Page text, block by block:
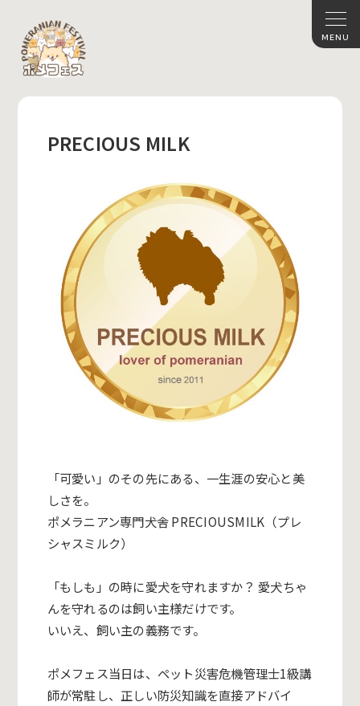
PRECIOUS MILK
「可愛い」のその先にある、一生涯の安心と美
しさを。
ポメラニアン専門犬舎 PRECIOUSMILK（プレ
シャスミルク）
「もしも」の時に愛犬を守れますか？ 愛犬ちゃ
んを守れるのは飼い主様だけです。
いいえ、飼い主の義務です。
ポメフェス当日は、ペット災害危機管理士1級講
師が常駐し、正しい防災知識を直接アドバイ